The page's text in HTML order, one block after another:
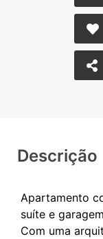
Descrição
Apartamento
suíte e
Com uma